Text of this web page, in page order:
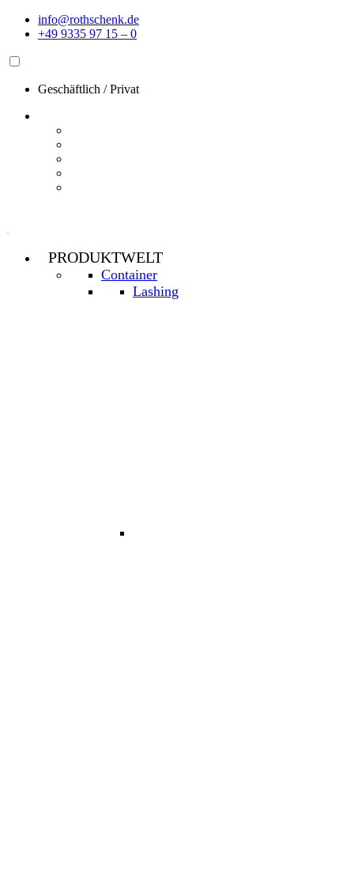
Zum
Inhalt
info@rothschenk.de
+49 9335 97 15 – 0
Geschäftlich /Privat
PRODUKTWELT
Container
Lashing